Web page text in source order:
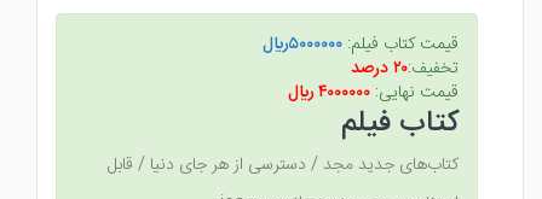
قیمت کتاب فیلم: ۵۰۰۰۰۰۰ريال
تخفیف:۲۰ درصد
قیمت نهایی: ۴۰۰۰۰۰۰ ريال
کتاب فیلم
کتاب‌های جدید مجد / دسترسی از هر جای دنیا / قابل